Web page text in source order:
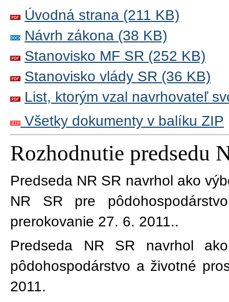
Úvodná strana (211 KB)
Návrh zákona (38 KB)
Stanovisko MF SR (252 KB)
Stanovisko vlády SR (36 KB)
List, ktorým vzal navrhovateľ
Všetky dokumenty v balíku ZIP
Rozhodnutie predsedu
Predseda NR SR navrhol ako
NR SR pre
prerokovanie 27. 6. 2011..
Predseda NR SR navrhol
pôdohospodárstvo a životné
2011.